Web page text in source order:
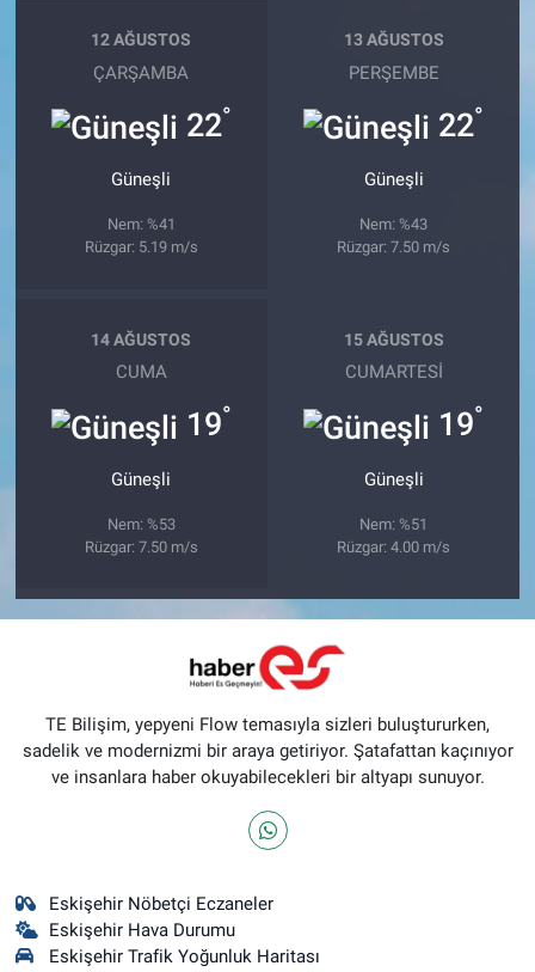
12 AĞUSTOS
ÇARŞAMBA
22°
Güneşli
Nem: %41
Rüzgar: 5.19 m/s
13 AĞUSTOS
PERŞEMBE
22°
Güneşli
Nem: %43
Rüzgar: 7.50 m/s
14 AĞUSTOS
CUMA
19°
Güneşli
Nem: %53
Rüzgar: 7.50 m/s
15 AĞUSTOS
CUMARTESI
19°
Güneşli
Nem: %51
Rüzgar: 4.00 m/s
TE Bilişim, yepyeni Flow temasıyla sizleri buluştururken,
sadelik ve modernizmi bir araya getiriyor. Şatafattan kaçınıyor
ve insanlara haber okuyabilecekleri bir altyapı sunuyor.
Eskişehir Nöbetçi Eczaneler
Eskişehir Hava Durumu
Eskişehir Trafik Yoğunluk Haritası